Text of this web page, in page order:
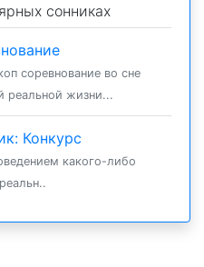
сонниках
соревнование во сне
реальной жизни...
Конкурс
какого-либо